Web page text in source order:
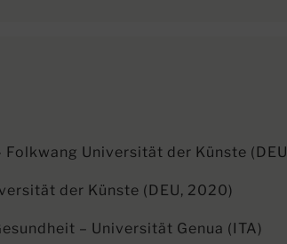
Universität der Künste
der Künste (DEU, 2020)
– Universität Genua (ITA)